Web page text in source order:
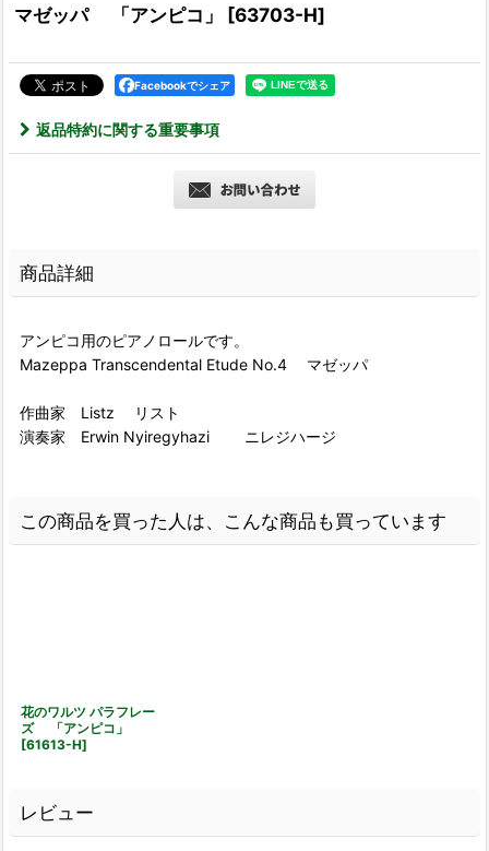
マゼッパ 「アンピコ」 [63703-H]
Facebookでシェア
返品特約に関する重要事項
商品詳細
アンピコ用のピアノロールです。
Mazeppa Transcendental Etude No.4 マゼッパ
作曲家 Listz リスト
演奏家 Erwin Nyiregyhazi ニレジハージ
この商品を買った人は、こんな商品も買っています
花のワルツ パラフレー
ズ 「アンピコ」
[61613-H]
レビュー